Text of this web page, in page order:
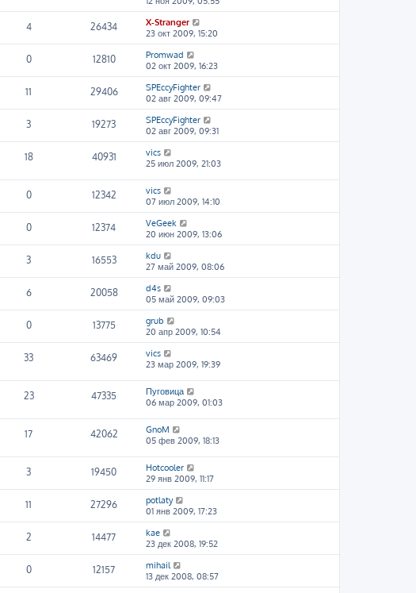
4 26434
X-Stranger
23 окт 2009, 15:20
0 12810
Promwad
02 окт 2009, 16:23
11 29406
SPEccyFighter
02 авг 2009, 09:47
3 19273
SPEccyFighter
02 авг 2009, 09:31
18 40931
vics
25 июл 2009, 21:03
0 12342
vics
07 июл 2009, 14:10
0 12374
VeGeek
20 июн 2009, 13:06
3 16553
kdu
27 май 2009, 08:06
6 20058
d4s
05 май 2009, 09:03
0 13775
grub
20 апр 2009, 10:54
33 63469
vics
23 мар 2009, 19:39
23 47335
Пуговица
06 мар 2009, 01:03
17 42062
GnoM
05 фев 2009, 18:13
3 19450
Hotcooler
29 янв 2009, 11:17
11 27296
potlaty
01 янв 2009, 17:23
2 14477
kae
23 дек 2008, 19:52
0 12157
mihail
13 дек 2008, 08:57